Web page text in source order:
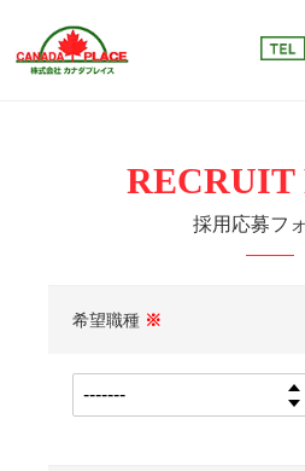
RECRUIT
採用応募フ
希望職種 ※